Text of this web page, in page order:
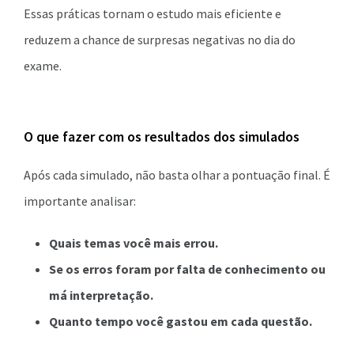
Essas práticas tornam o estudo mais eficiente e
reduzem a chance de surpresas negativas no dia do
exame.
O que fazer com os resultados dos simulados
Após cada simulado, não basta olhar a pontuação final. É
importante analisar:
Quais temas você mais errou.
Se os erros foram por falta de conhecimento ou
má interpretação.
Quanto tempo você gastou em cada questão.